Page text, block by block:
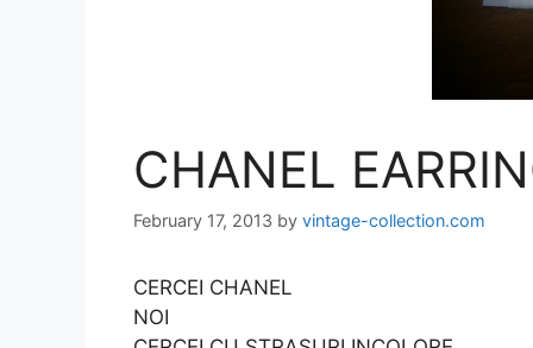
CHANEL
February 17, 2013 by vintage-collection.com
CERCEI CHANEL
NOI